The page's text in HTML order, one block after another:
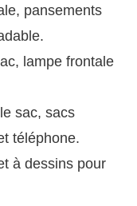
pansements
lampe frontale
sac, sacs
téléphone.
à dessins pour